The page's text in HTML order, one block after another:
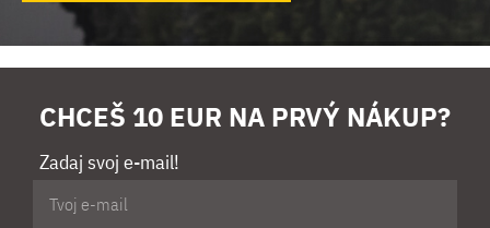
CHCEŠ 10 EUR NA PRVÝ NÁKUP?
Zadaj svoj e-mail!